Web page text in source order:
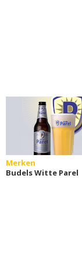
Merken
Budels Witte Parel